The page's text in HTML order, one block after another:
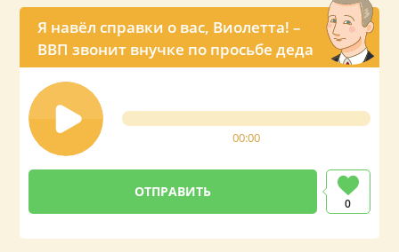
Я навёл справки о вас, Виолетта! –
ВВП звонит внучке по просьбе деда
00:00
0